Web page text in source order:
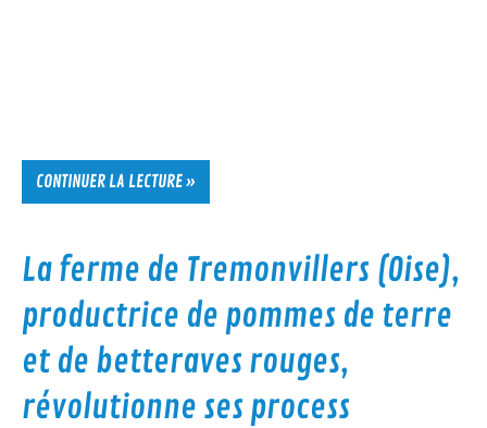
CONTINUER LA LECTURE »
La ferme de Tremonvillers (Oise),
productrice de pommes de terre
et de betteraves rouges,
révolutionne ses process